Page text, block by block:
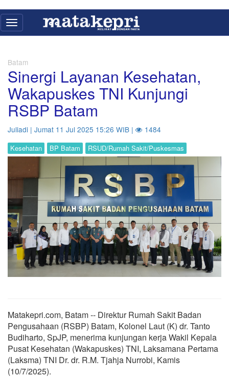
Toggle
navigation
Batam
Sinergi Layanan Kesehatan,
Wakapuskes TNI Kunjungi
RSBP Batam
Juliadi | Jumat 11 Jul 2025 15:26 WIB | 1484
Kesehatan BP Batam RSUD/Rumah Sakit/Puskesmas
Matakepri.com, Batam -- Direktur Rumah Sakit Badan
Pengusahaan (RSBP) Batam, Kolonel Laut (K) dr. Tanto
Budiharto, SpJP, menerima kunjungan kerja Wakil Kepala
Pusat Kesehatan (Wakapuskes) TNI, Laksamana Pertama
(Laksma) TNI Dr. dr. R.M. Tjahja Nurrobi, Kamis
(10/7/2025).